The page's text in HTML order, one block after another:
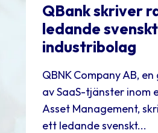
QBank skriver
ledande svenskt
industribolag
QBNK Company AB,
av SaaS-tjänster inom
Asset Management,
ett ledande svenskt...